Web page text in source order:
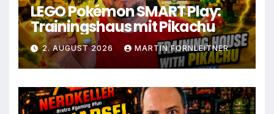
LEGO Pokémon SMART Play:
Trainingshaus mit Pikachu
2. AUGUST 2026 MARTIN FORNLEITNER